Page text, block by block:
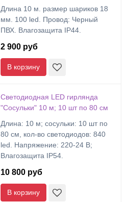
Длина 10 м. размер шариков 18
мм. 100 led. Провод: Черный
ПВХ. Влагозащита IP44.
2 900 руб
В корзину
Светодиодная LED гирлянда
"Сосульки" 10 м; 10 шт по 80 см
Длина: 10 м; сосульки: 10 шт по
80 см, кол-во светодиодов: 840
led. Напряжение: 220-24 В;
Влагозащита IP54.
10 800 руб
В корзину